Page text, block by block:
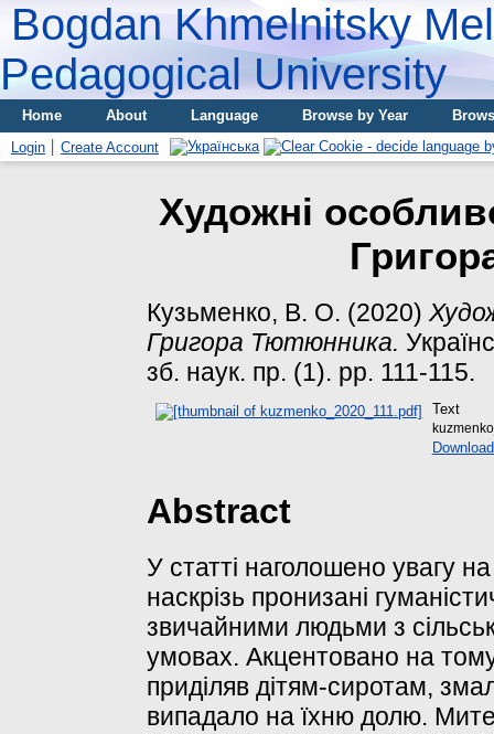
Bogdan Khmelnitsky
Pedagogical University
Home About Language Browse by Year
Login
Create Account
Художні
Кузьменко, В. О. (2020)
Григора Тютюнника.
зб. наук. пр. (1). pp. 111-115.
Text
Abstract
У статті наголошено увагу
наскрізь пронизані
звичайними людьми з
умовах. Акцентовано на
приділяв дітям-сиротам,
випадало на їхню долю.